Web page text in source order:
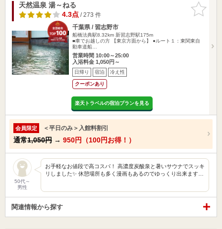
お気に入
りに追加
天然温泉 湯～ねる
4.3点/ 273 件
千葉県 / 習志野市
船橋法典駅8.32km 新習志野駅175m
■車でお越しの方 【東京方面から】 ●ルート１：東関東自
動車道船…
営業時間 10:00～25:00
入浴料金 1,050円～
日帰り 宿泊 冷え性
クーポンあり
楽天トラベルの宿泊プランを見る
会員限定 ＜平日のみ＞入館料割引
通常1,050円 → 950円（100円お得！）
50代～
男性
お手軽なお値段で高コスパ！ 高濃度炭酸泉と暑いサウナでスッキ
リしました✨ 休憩場所も多く漫画もあるのでゆっくり出来ます…
関連情報から探す